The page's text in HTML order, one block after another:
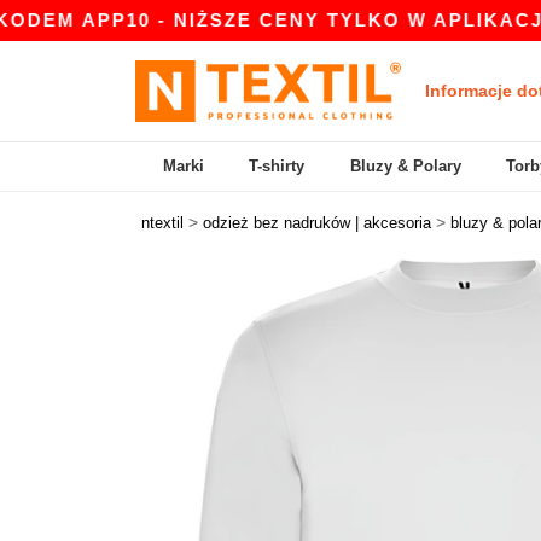
- NIŻSZE CENY TYLKO W APLIKACJI!|
Informacje
Marki T-shirty Bluzy & Polary
ntextil > odzież bez nadruków | akcesoria > bluzy &